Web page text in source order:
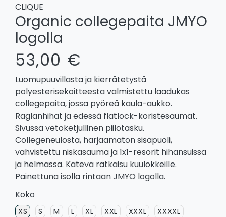
CLIQUE
Organic collegepaita JMYO
logolla
53,00 €
Luomupuuvillasta ja kierrätetystä
polyesterisekoitteesta valmistettu laadukas
collegepaita, jossa pyöreä kaula-aukko.
Raglanhihat ja edessä flatlock-koristesaumat.
Sivussa vetoketjullinen piilotasku.
Collegeneulosta, harjaamaton sisäpuoli,
vahvistettu niskasauma ja 1x1-resorit hihansuissa
ja helmassa. Kätevä ratkaisu kuulokkeille.
Painettuna isolla rintaan JMYO logolla.
Koko
XS S M L XL XXL XXXL XXXXL